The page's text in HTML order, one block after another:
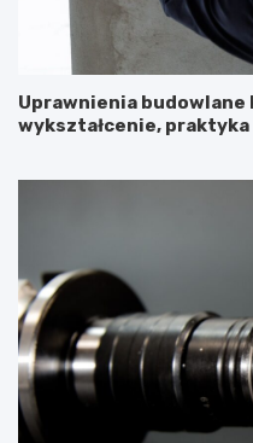
Uprawnienia budowlane
wykształcenie,